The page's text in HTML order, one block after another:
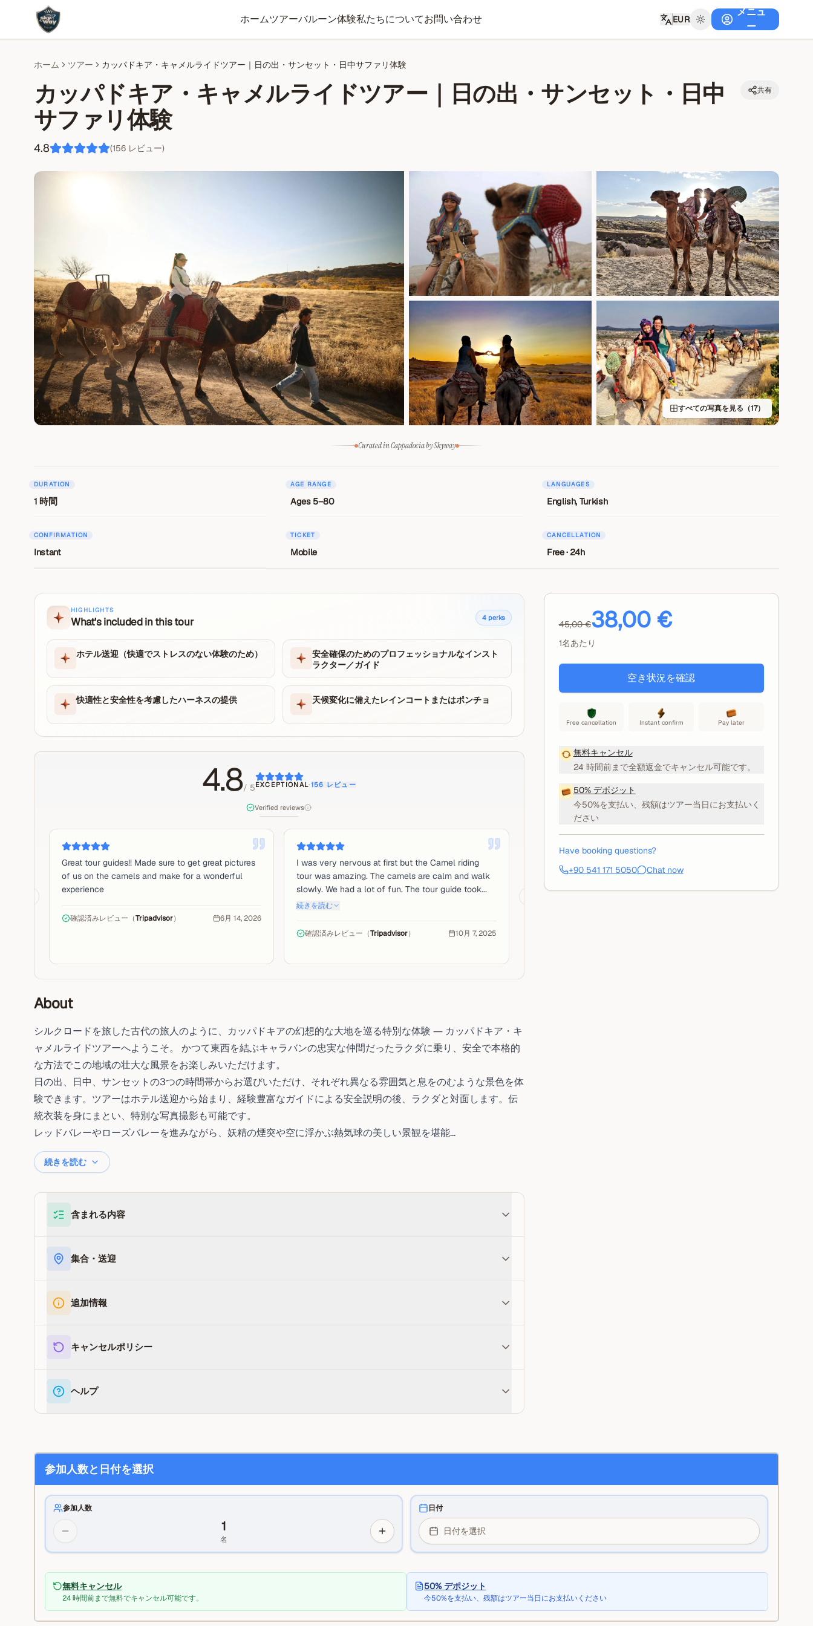
ホームツアーバルーン体験私たちについてお問い合わせ EUR
メニュ
ー
ホーム ツアー カッパドキア・キャメルライドツアー｜日の出・サンセット・日中サファリ体験
カッパドキア・キャメルライドツアー｜日の出・サンセット・日中
サファリ体験
4.8 (156 レビュー)
共有
すべての写真を見る（17）
Curated in Cappadocia by Skyway
DURATION
1 時間
AGE RANGE
Ages 5–80
LANGUAGES
English, Turkish
CONFIRMATION
Instant
TICKET
Mobile
CANCELLATION
Free · 24h
HIGHLIGHTS
What's included in this tour 4 perks
ホテル送迎（快適でストレスのない体験のため）
安全確保のためのプロフェッショナルなインスト
ラクター／ガイド
快適性と安全性を考慮したハーネスの提供 天候変化に備えたレインコートまたはポンチョ
4.8/ 5EXCEPTIONAL·156 レビュー
Verified reviews
Great tour guides!! Made sure to get great pictures
of us on the camels and make for a wonderful
experience
確認済みレビュー（Tripadvisor） 6月 14, 2026
I was very nervous at first but the Camel riding
tour was amazing. The camels are calm and walk
slowly. We had a lot of fun. The tour guide took...
続きを読む
確認済みレビュー（Tripadvisor） 10月 7, 2025
This was the experience of a lifetime for me as I
love camels and I've always wanted to at least pet
one. The location of the camel stable is along a...
gorgeous
Previous slide
About
シルクロードを旅した古代の旅人のように、カッパドキアの幻想的な大地を巡る特別な体験 ― カッパドキア・キ
ャメルライドツアーへようこそ。 かつて東西を結ぶキャラバンの忠実な仲間だったラクダに乗り、安全で本格的
な方法でこの地域の壮大な風景をお楽しみいただけます。
日の出、日中、サンセットの3つの時間帯からお選びいただけ、それぞれ異なる雰囲気と息をのむような景色を体
験できます。ツアーはホテル送迎から始まり、経験豊富なガイドによる安全説明の後、ラクダと対面します。伝
統衣装を身にまとい、特別な写真撮影も可能です。
レッドバレーやローズバレーを進みながら、妖精の煙突や空に浮かぶ熱気球の美しい景観を堪能...
続きを読む
含まれる内容
集合・送迎
追加情報
キャンセルポリシー
ヘルプ
45,00 €38,00 €
1名あたり
空き状況を確認
Free cancellation Instant confirm Pay later
無料キャンセル
24 時間前まで全額返金でキャンセル可能です。
50% デポジット
今50%を支払い、残額はツアー当日にお支払いく
ださい
Have booking questions?
+90 541 171 5050
Chat now
参加人数と日付を選択
参加人数
1
名
日付
日付を選択
無料キャンセル
24 時間前まで無料でキャンセル可能です。
50% デポジット
今50%を支払い、残額はツアー当日にお支払いください